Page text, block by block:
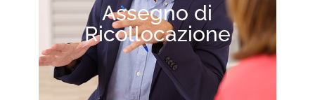
Assegno di
Ricollocazione